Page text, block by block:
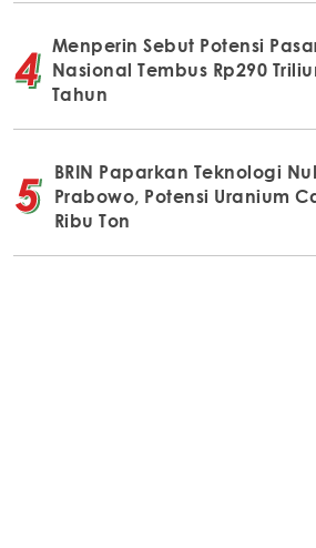
Menperin Sebut Potensi
Nasional Tembus Rp290
Tahun
BRIN Paparkan Teknologi
Prabowo, Potensi Uranium
Ribu Ton